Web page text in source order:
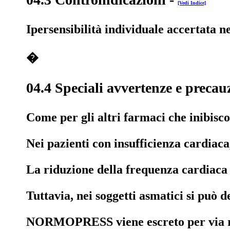
[Vedi Indice]
Ipersensibilità individuale accertata
�
04.4 Speciali avvertenze e
Come per gli altri farmaci che
Nei pazienti con insufficienza
La riduzione della frequenza
Tuttavia, nei soggetti asmatici si può
NORMOPRESS viene escreto per